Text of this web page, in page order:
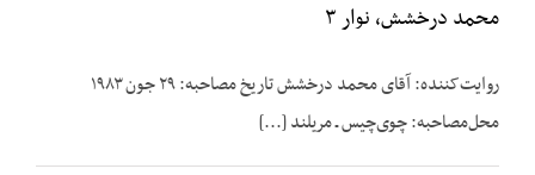
محمد درخشش، نوار ۳
روایت‌کننده: آقای محمد درخشش تاریخ مصاحبه: ۲۹ جون ۱۹۸۳
محل‌مصاحبه: چوی‌چیس ـ مریلند [...]